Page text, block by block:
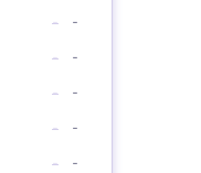
-
-
-
-
-
-
-
-
- -